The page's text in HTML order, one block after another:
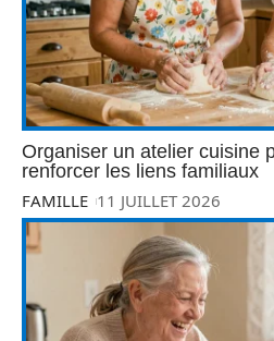
Organiser un atelier cuisine
renforcer les liens familiaux
FAMILLE 11 JUILLET 2026